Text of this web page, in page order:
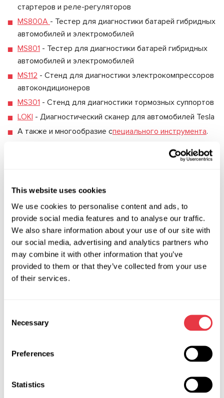
This website uses cookies
We use cookies to personalise content and ads, to
provide social media features and to analyse our traffic.
We also share information about your use of our site with
our social media, advertising and analytics partners who
may combine it with other information that you’ve
provided to them or that they’ve collected from your use
of their services.
Selection
Necessary
Preferences
Statistics
стартеров и реле-регуляторов
MS800A - Тестер для диагностики батарей гибридных
автомобилей и электромобилей
MS801 - Тестер для диагностики батарей гибридных
автомобилей и электромобилей
MS112 - Стенд для диагностики электрокомпрессоров
автокондиционеров
MS301 - Стенд для диагностики тормозных суппортов
LOKI - Диагностический сканер для автомобилей Tesla
А также и многообразие специального инструмента.
Наша команда расскажет об особенностях каждого
Приходите пообщаться:
обсудить условия сотрудничества;
познакомиться с нашими предложениями по
расширению бизнеса;
приобрести наше оборудование и убедиться в его
качестве;
познакомиться ближе с направлениями диагностики,
АКТУАЛЬНЫЕ НОВОСТИ
ВЫСТАВКИ